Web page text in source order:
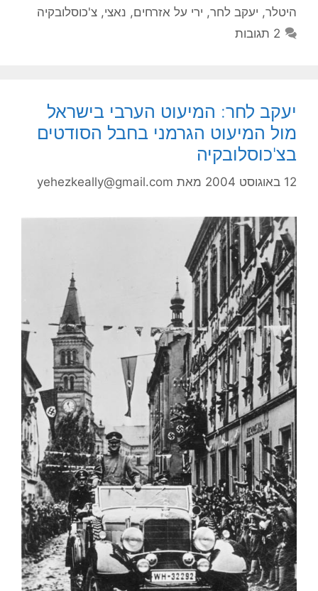
היטלר, יעקב לחר, ירי על אזרחים, נאצי, צ'כוסלובקיה
2 תגובות
יעקב לחר: המיעוט הערבי בישראל
מול המיעוט הגרמני בחבל הסודטים
בצ'כוסלובקיה
12 באוגוסט 2004 מאת yehezkeally@gmail.com